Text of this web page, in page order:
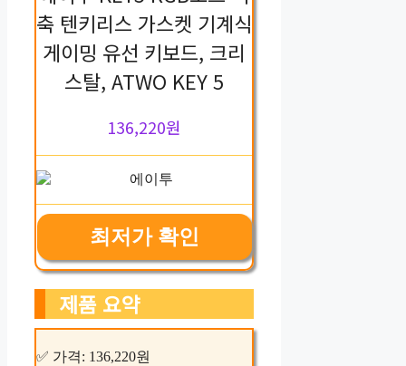
축 텐키리스 가스켓 기계식
게이밍 유선 키보드, 크리
스탈, ATWO KEY 5
136,220원
최저가 확인
제품 요약
✅ 가격: 136,220원